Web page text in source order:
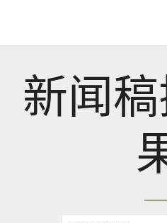
新闻